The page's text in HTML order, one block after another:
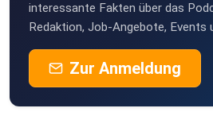
interessante Fakten über das
Redaktion, Job-Angebote, Events
Zur Anmeldung